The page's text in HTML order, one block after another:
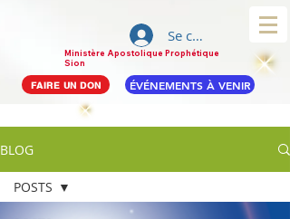
Ministère Apostolique Prophétique
Sion
Se connecter
FAIRE UN DON ÉVÉNEMENTS À VENIR
BLOG
POSTS